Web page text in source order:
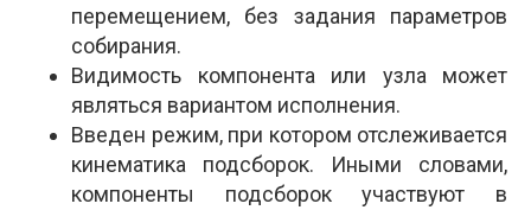
перемещением, без задания параметров
собирания.
Видимость компонента или узла может
являться вариантом исполнения.
Введен режим, при котором отслеживается
кинематика подсборок. Иными словами,
компоненты подсборок участвуют в